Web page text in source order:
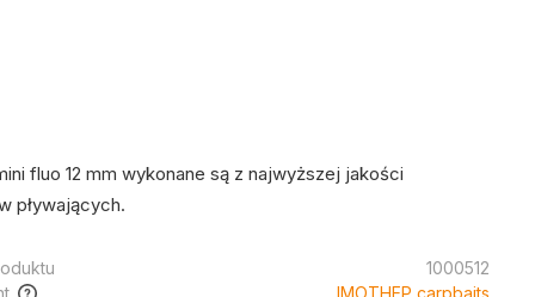
fluo 12 mm wykonane są z najwyższej jakości
pływających.
1000512
IMOTHEP carpbaits